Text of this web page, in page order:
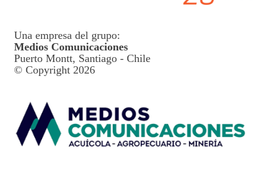
Una empresa del grupo:
Medios Comunicaciones
Puerto Montt, Santiago - Chile
© Copyright 2026